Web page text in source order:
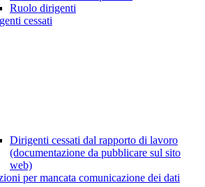
Ruolo dirigenti
cessati
Dirigenti cessati dal rapporto di lavoro
(documentazione da pubblicare sul sito
web)
per mancata comunicazione dei dati